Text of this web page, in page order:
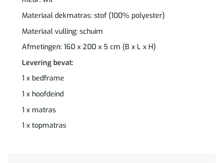
Materiaal dekmatras: stof (100% polyester)
Materiaal vulling: schuim
Afmetingen: 160 x 200 x 5 cm (B x L x H)
Levering bevat:
1 x bedframe
1 x hoofdeind
1 x matras
1 x topmatras